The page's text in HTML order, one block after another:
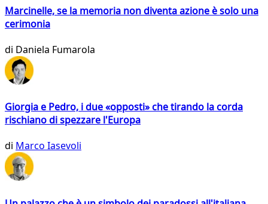
Marcinelle, se la memoria non diventa azione è solo una
cerimonia
di Daniela Fumarola
Giorgia e Pedro, i due «opposti» che tirando la corda
rischiano di spezzare l'Europa
di Marco Iasevoli